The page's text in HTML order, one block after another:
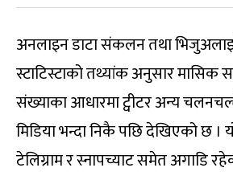
अनलाइन डाटा संकलन तथा
स्टाटिस्टाको तथ्यांक अनुसार मासिक
संख्याका आधारमा ट्वीटर अन्य
मिडिया भन्दा निकै पछि देखिएको छ ।
टेलिग्राम र स्नापच्याट समेत अगाडि